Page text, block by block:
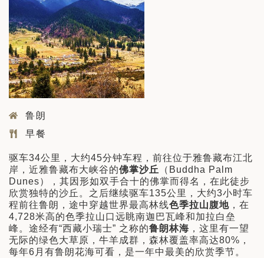
鲁朗
早餐
驱车34公里，大约45分钟车程，前往位于雅鲁藏布江北
岸，近雅鲁藏布大峡谷的佛掌沙丘
（Buddha Palm
Dunes），其因形如双手合十的佛掌而得名，在此徒步
欣赏独特的沙丘。之后继续驱车135公里，大约3小时车
程前往鲁朗，途中穿越世界最高林线色季拉山腹地 ，在
4,728米高的色季拉山口远眺南迦巴瓦峰和加拉白垒
峰。途经有“西藏小瑞士” 之称的鲁朗林海 ，这里有一望
无际的绿色大草原，牛羊成群，森林覆盖率高达80%，
每年6月有鲁朗花海可看，是一年中最美的欣赏季节。